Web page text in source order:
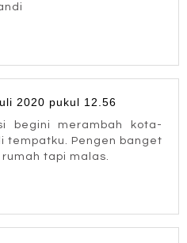
2020 pukul 12.56
begini merambah kota-
tempatku. Pengen banget
tapi malas.